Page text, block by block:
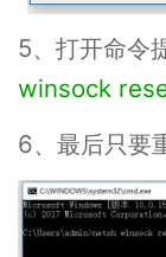
5、打开命令
winsock
6、最后只要